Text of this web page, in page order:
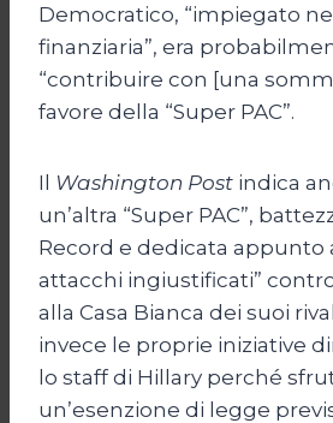
Democratico, “impiegato
finanziaria”, era
“contribuire con [una
favore della “Super PAC”.
Il Washington Post indica
un’altra “Super PAC”,
Record e dedicata appunto
attacchi ingiustificati”
alla Casa Bianca dei suoi
invece le proprie iniziative
lo staff di Hillary perché
un’esenzione di legge